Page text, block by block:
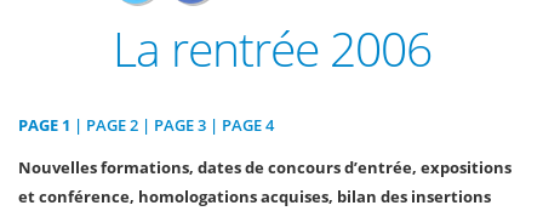
La rentrée 2006
PAGE 1 | PAGE 2 | PAGE 3 | PAGE 4
Nouvelles formations, dates de concours d’entrée, expositions
et conférence, homologations acquises, bilan des insertions